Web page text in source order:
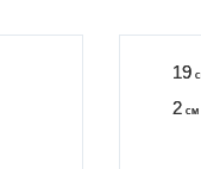
19
2 см